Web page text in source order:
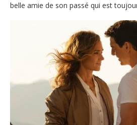
belle amie de son passé qui est